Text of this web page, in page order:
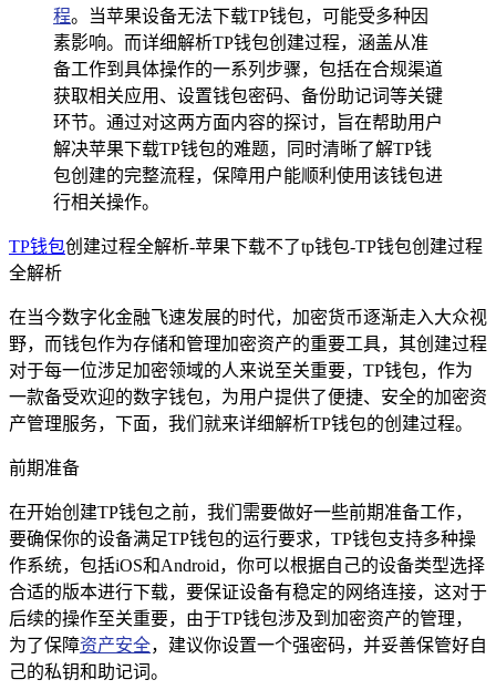
程。当苹果设备无法下载TP钱包，可能受多种因
素影响。而详细解析TP钱包创建过程，涵盖从准
备工作到具体操作的一系列步骤，包括在合规渠道
获取相关应用、设置钱包密码、备份助记词等关键
环节。通过对这两方面内容的探讨，旨在帮助用户
解决苹果下载TP钱包的难题，同时清晰了解TP钱
包创建的完整流程，保障用户能顺利使用该钱包进
行相关操作。
TP钱包创建过程全解析-苹果下载不了tp钱包-TP钱包创建过程
全解析
在当今数字化金融飞速发展的时代，加密货币逐渐走入大众视
野，而钱包作为存储和管理加密资产的重要工具，其创建过程
对于每一位涉足加密领域的人来说至关重要，TP钱包，作为
一款备受欢迎的数字钱包，为用户提供了便捷、安全的加密资
产管理服务，下面，我们就来详细解析TP钱包的创建过程。
前期准备
在开始创建TP钱包之前，我们需要做好一些前期准备工作，
要确保你的设备满足TP钱包的运行要求，TP钱包支持多种操
作系统，包括iOS和Android，你可以根据自己的设备类型选择
合适的版本进行下载，要保证设备有稳定的网络连接，这对于
后续的操作至关重要，由于TP钱包涉及到加密资产的管理，
为了保障资产安全，建议你设置一个强密码，并妥善保管好自
己的私钥和助记词。